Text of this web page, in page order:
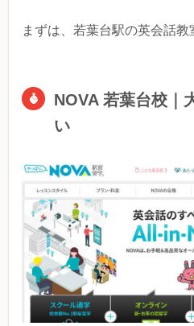
まずは、若葉台駅の英会話教
NOVA 若葉台校｜
い